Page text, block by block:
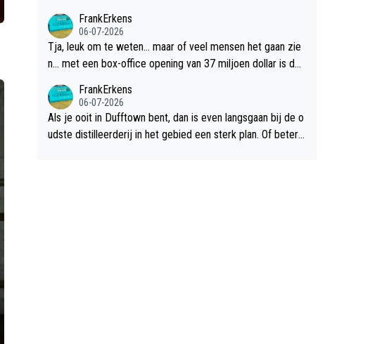
FrankErkens
06-07-2026
Tja, leuk om te weten... maar of veel mensen het gaan zie
n... met een box-office opening van 37 miljoen dollar is de
FrankErkens
06-07-2026
Als je ooit in Dufftown bent, dan is even langsgaan bij de o
udste distilleerderij in het gebied een sterk plan. Of beter n